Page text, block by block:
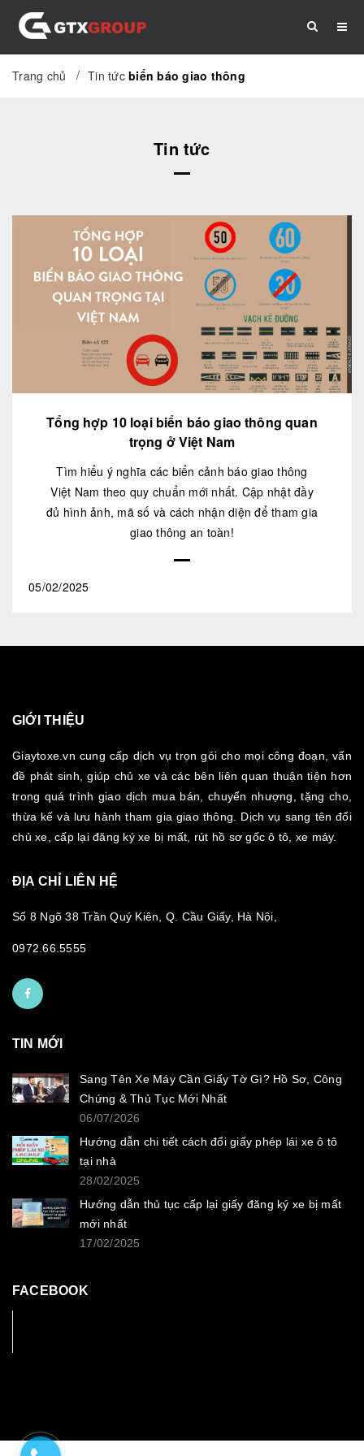
TRANG CHỦ GIỚI THIỆU DỊCH VỤ
TÀI LIỆU
Trang chủ / Tin tức biển báo giao thông
Tin tức
Tổng hợp 10 loại biển báo giao thông quan
trọng ở Việt Nam
Tìm hiểu ý nghĩa các biển cảnh báo giao thông
Việt Nam theo quy chuẩn mới nhất. Cập nhật đầy
đủ hình ảnh, mã số và cách nhận diện để tham gia
giao thông an toàn!
05/02/2025
GIỚI THIỆU
Giaytoxe.vn cung cấp dịch vụ trọn gói cho mọi công đoạn, vấn
đề phát sinh, giúp chủ xe và các bên liên quan thuận tiện hơn
trong quá trình giao dịch mua bán, chuyển nhượng, tặng cho,
thừa kế và lưu hành tham gia giao thông. Dịch vụ sang tên đổi
chủ xe, cấp lại đăng ký xe bị mất, rút hồ sơ gốc ô tô, xe máy.
ĐỊA CHỈ LIÊN HỆ
Số 8 Ngõ 38 Trần Quý Kiên, Q. Cầu Giấy, Hà Nội,
0972.66.5555
TIN MỚI
Sang Tên Xe Máy Cần Giấy Tờ Gì? Hồ Sơ, Công
Chứng & Thủ Tục Mới Nhất
06/07/2026
Hướng dẫn chi tiết cách đổi giấy phép lái xe ô tô
tại nhà
28/02/2025
Hướng dẫn thủ tục cấp lại giấy đăng ký xe bị mất
mới nhất
17/02/2025
FACEBOOK